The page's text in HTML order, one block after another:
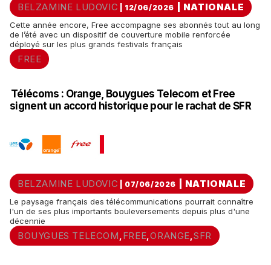
BELZAMINE LUDOVIC | 12/06/2026 NATIONALE
Cette année encore, Free accompagne ses abonnés tout au long
de l’été avec un dispositif de couverture mobile renforcée
déployé sur les plus grands festivals français
FREE
Télécoms : Orange, Bouygues Telecom et Free
signent un accord historique pour le rachat de SFR
BELZAMINE LUDOVIC | 07/06/2026 NATIONALE
Le paysage français des télécommunications pourrait connaître
l'un de ses plus importants bouleversements depuis plus d'une
décennie
BOUYGUES TELECOM FREE ,ORANGE ,SFR